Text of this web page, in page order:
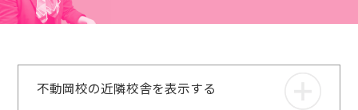
不動岡校の近隣校舎を表示する